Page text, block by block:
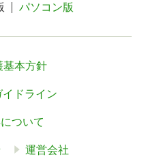
パソコン版
基本方針
ドライン
ついて
運営会社